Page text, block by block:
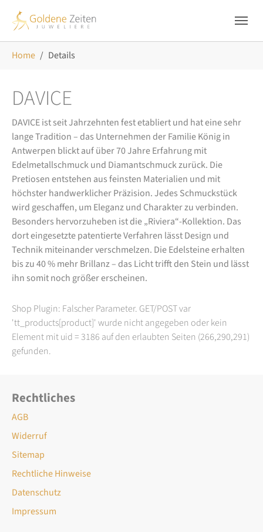
Home Details
DAVICE
DAVICE ist seit Jahrzehnten fest etabliert und hat eine sehr
lange Tradition – das Unternehmen der Familie König in
Antwerpen blickt auf über 70 Jahre Erfahrung mit
Edelmetallschmuck und Diamantschmuck zurück. Die
Pretiosen entstehen aus feinsten Materialien und mit
höchster handwerklicher Präzision. Jedes Schmuckstück
wird geschaffen, um Eleganz und Charakter zu verbinden.
Besonders hervorzuheben ist die „Riviera“-Kollektion. Das
dort eingesetzte patentierte Verfahren lässt Design und
Technik miteinander verschmelzen. Die Edelsteine erhalten
bis zu 40 % mehr Brillanz – das Licht trifft den Stein und lässt
ihn somit noch größer erscheinen.
Shop Plugin: Falscher Parameter. GET/POST var
'tt_products[product]' wurde nicht angegeben oder kein
Element mit uid = 3186 auf den erlaubten Seiten (266,290,291)
gefunden.
Rechtliches
AGB
Widerruf
Sitemap
Rechtliche Hinweise
Datenschutz
Impressum